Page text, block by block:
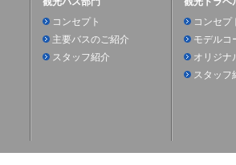
コンセプト
主要バスのご紹介
スタッフ紹介
コンセプ
モデルコ
オリジナ
スタッフ